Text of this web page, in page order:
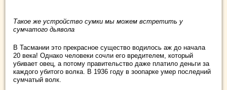
Такое же устройство сумки мы можем встретить у
сумчатого дьявола
В Тасмании это прекрасное существо водилось аж до начала
20 века! Однако человеки сочли его вредителем, который
убивает овец, а потому правительство даже платило деньги за
каждого убитого волка. В 1936 году в зоопарке умер последний
сумчатый волк.